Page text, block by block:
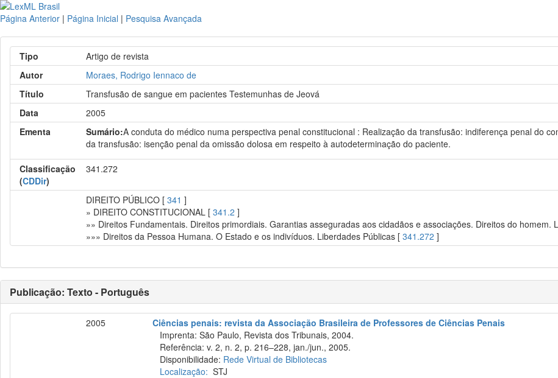
Página Anterior | Página Inicial | Pesquisa Avançada
Tipo
Artigo de revista
Autor
Moraes, Rodrigo Iennaco de
Título
Transfusão de sangue em pacientes Testemunhas de Jeová
Data
2005
Ementa
Sumário:A conduta do médico numa perspectiva penal constitucional : Realização da transfusão: indiferença penal do
da transfusão: isenção penal da omissão dolosa em respeito à autodeterminação do paciente.
Classificação
(CDDir)
341.272
DIREITO PÚBLICO [341 ]
» DIREITO CONSTITUCIONAL [341.2 ]
»» Direitos Fundamentais. Direitos primordiais. Garantias asseguradas aos cidadãos e associações. Direitos do
»»» Direitos da Pessoa Humana. O Estado e os indivíduos. Liberdades Públicas [341.272 ]
Publicação: Texto - Português
2005
Ciências penais: revista da Associação Brasileira de Professores de Ciências Penais
Imprenta: São Paulo, Revista dos Tribunais, 2004.
Referência: v. 2, n. 2, p. 216–228, jan./jun., 2005.
Disponibilidade: Rede Virtual de Bibliotecas
Localização: STJ